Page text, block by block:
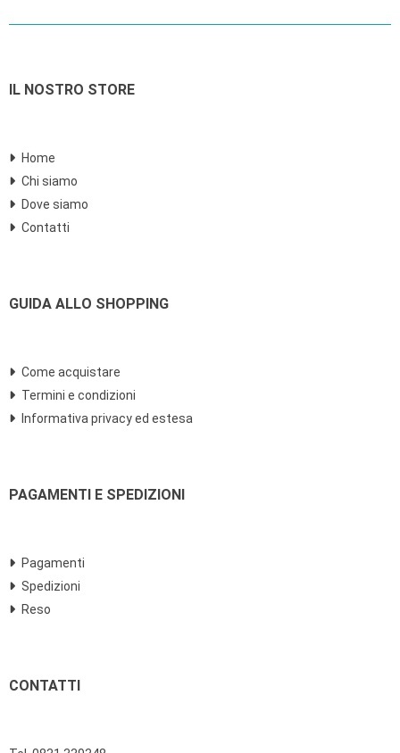
IL NOSTRO STORE
Home
Chi siamo
Dove siamo
Contatti
GUIDA ALLO SHOPPING
Come acquistare
Termini e condizioni
Informativa privacy ed estesa
PAGAMENTI E SPEDIZIONI
Pagamenti
Spedizioni
Reso
CONTATTI